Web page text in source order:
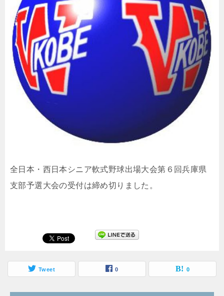
全日本・西日本シニア軟式野球出場大会第６回兵庫県
支部予選大会の受付は締め切りました。
Tweet 0 0